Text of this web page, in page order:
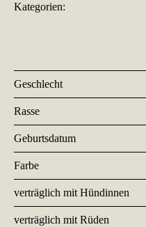
Kategorien:
Geschlecht
Rasse
Geburtsdatum
Farbe
verträglich mit Hündinnen
verträglich mit Rüden